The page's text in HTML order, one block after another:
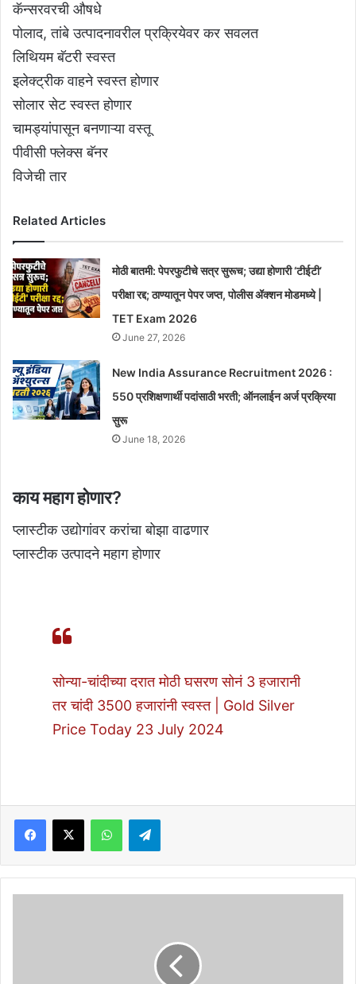
कॅन्सरवरची औषधे
पोलाद, तांबे उत्पादनावरील प्रक्रियेवर कर सवलत
लिथियम बॅटरी स्वस्त
इलेक्ट्रीक वाहने स्वस्त होणार
सोलार सेट स्वस्त होणार
चामड्यांपासून बनणाऱ्या वस्तू
पीवीसी फ्लेक्स बॅनर
विजेची तार
Related Articles
मोठी बातमी: पेपरफुटीचे सत्र सुरूच; उद्या होणारी ‘टीईटी’
परीक्षा रद्द; ठाण्यातून पेपर जप्त, पोलीस ॲक्शन मोडमध्ये |
TET Exam 2026
June 27, 2026
New India Assurance Recruitment 2026 :
550 प्रशिक्षणार्थी पदांसाठी भरती; ऑनलाईन अर्ज प्रक्रिया
सुरू
June 18, 2026
काय महाग होणार?
प्लास्टीक उद्योगांवर करांचा बोझा वाढणार
प्लास्टीक उत्पादने महाग होणार
सोन्या-चांदीच्या दरात मोठी घसरण सोनं 3 हजारानी
तर चांदी 3500 हजारांनी स्वस्त | Gold Silver
Price Today 23 July 2024
Facebook
X WhatsAppTelegram